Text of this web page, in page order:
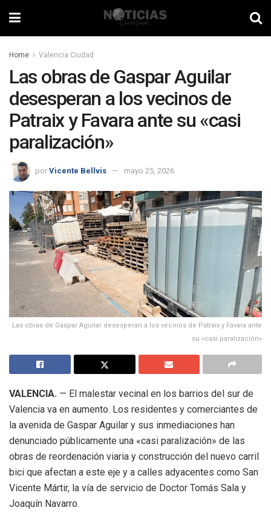
Home Valencia Ciudad
Las obras de Gaspar Aguilar
desesperan a los vecinos de
Patraix y Favara ante su «casi
paralización»
por Vicente Bellvis mayo 25, 2026
Las obras de Gaspar Aguilar desesperan a los vecinos de Patraix y Favara ante
su «casi paralización»
VALENCIA. — El malestar vecinal en los barrios del sur de
Valencia va en aumento. Los residentes y comerciantes de
la avenida de Gaspar Aguilar y sus inmediaciones han
denunciado públicamente una «casi paralización» de las
obras de reordenación viaria y construcción del nuevo carril
bici que afectan a este eje y a calles adyacentes como San
Vicente Mártir, la vía de servicio de Doctor Tomás Sala y
Joaquín Navarro.